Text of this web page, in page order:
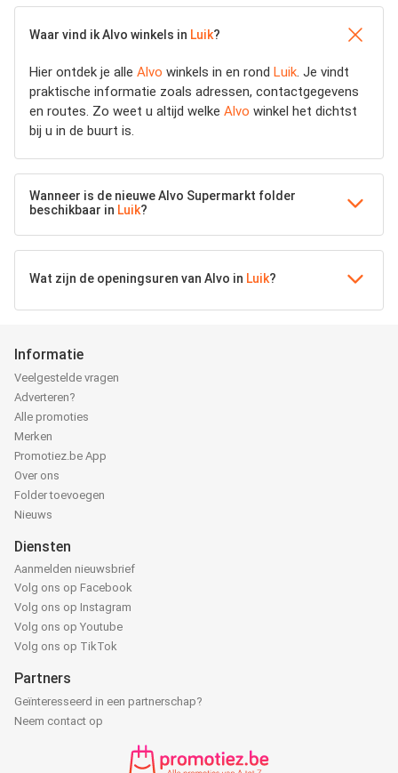
Waar vind ik Alvo winkels in Luik?
Hier ontdek je alle Alvo winkels in en rond Luik. Je vindt
praktische informatie zoals adressen, contactgegevens
en routes. Zo weet u altijd welke Alvo winkel het dichtst
bij u in de buurt is.
Wanneer is de nieuwe Alvo Supermarkt folder
beschikbaar in Luik?
Wat zijn de openingsuren van Alvo in Luik?
Informatie
Veelgestelde vragen
Adverteren?
Alle promoties
Merken
Promotiez.be App
Over ons
Folder toevoegen
Nieuws
Diensten
Aanmelden nieuwsbrief
Volg ons op Facebook
Volg ons op Instagram
Volg ons op Youtube
Volg ons op TikTok
Partners
Geïnteresseerd in een partnerschap?
Neem contact op